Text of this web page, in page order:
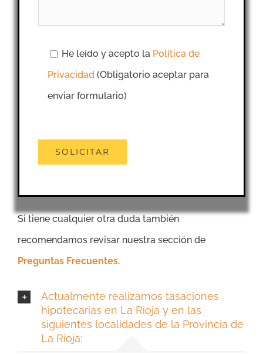
He leído y acepto la Política de
Privacidad (Obligatorio aceptar para
enviar formulario)
Si tiene cualquier otra duda también
recomendamos revisar nuestra sección de
Preguntas Frecuentes.
Actualmente realizamos tasaciones
hipotecarias en La Rioja y en las
siguientes localidades de la Provincia de
La Rioja: